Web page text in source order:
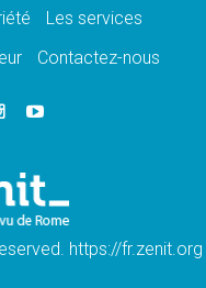
dignité humaine»
renforcera
est inquiétant
lueur d'espoir pour
paix
Les services
Contactez-nous
https://fr.zenit.org